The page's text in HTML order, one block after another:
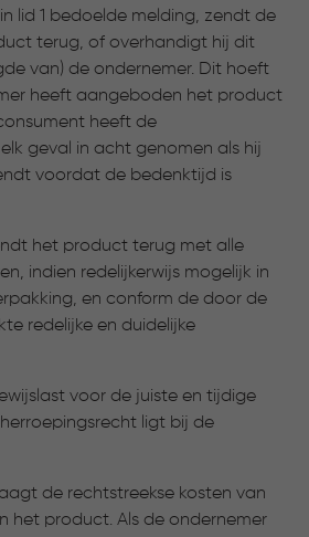
lid 1 bedoelde melding, zendt de
terug, of overhandigt hij dit
van) de ondernemer. Dit hoeft
heeft aangeboden het product
heeft de
geval in acht genomen als hij
voordat de bedenktijd is
het product terug met alle
indien redelijkerwijs mogelijk in
en conform de door de
redelijke en duidelijke
voor de juiste en tijdige
ligt bij de
de rechtstreekse kosten van
het product. Als de ondernemer